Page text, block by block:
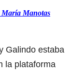
María Manotas
Galindo estaba
la plataforma